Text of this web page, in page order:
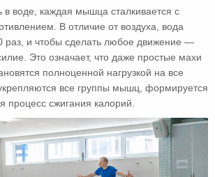
в воде, каждая мышца сталкивается с
В отличие от воздуха, вода
раз, и чтобы сделать любое движение —
Это означает, что даже простые махи
полноценной нагрузкой на все
все группы мышц, формируется
процесс сжигания калорий.